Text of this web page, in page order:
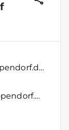
www.kleintierklinik-dr-grappendorf.de/
info@kleintierklinik-dr-grappendorf.de